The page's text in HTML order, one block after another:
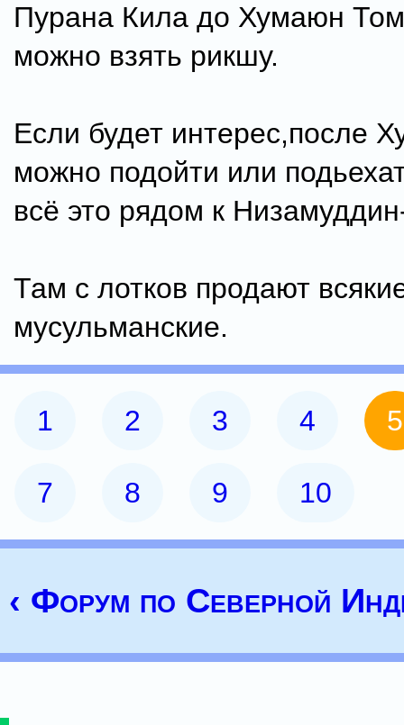
Пурана Кила до Хумаюн
можно взять рикшу.
Если будет интерес,после
можно подойти или
всё это рядом к
Там с лотков продают
мусульманские.
1 2 3 4 5
7 8 9 10
‹ Форум по Северной